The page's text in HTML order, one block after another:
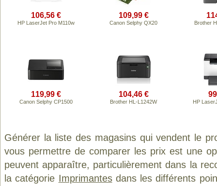
106,56 €
HP LaserJet Pro M110w
109,99 €
Canon Selphy QX20 Brother
119,99 €
Canon Selphy CP1500
104,46 €
Brother HL-L1242W HP
Générer la liste des magasins qui vendent le
vous permettre de comparer les prix est une
peuvent apparaître, particulièrement dans la
la catégorie Imprimantesdans les différents